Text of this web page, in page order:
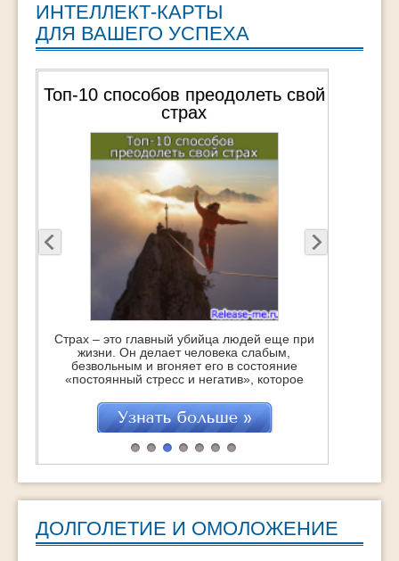
ИНТЕЛЛЕКТ-КАРТЫ
ДЛЯ ВАШЕГО УСПЕХА
Топ-10 способов преодолеть свой
страх
Страх – это главный убийца людей еще при
жизни. Он делает человека слабым,
безвольным и вгоняет его в состояние
«постоянный стресс и негатив», которое
Это с одной стороны. Но с другой – это
отличная возможность стать сильнее,
поднять самооценку и получить заряд
бодрости и энергии на очень большое
ДОЛГОЛЕТИЕ И ОМОЛОЖЕНИЕ